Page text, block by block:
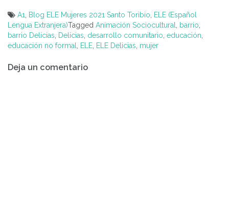
A1, Blog ELE Mujeres 2021 Santo Toribio, ELE (Español
Lengua Extranjera)Tagged Animación Sociocultural, barrio,
barrio Delicias, Delicias, desarrollo comunitario, educación,
educación no formal, ELE, ELE Delicias, mujer
de
Deja un comentario